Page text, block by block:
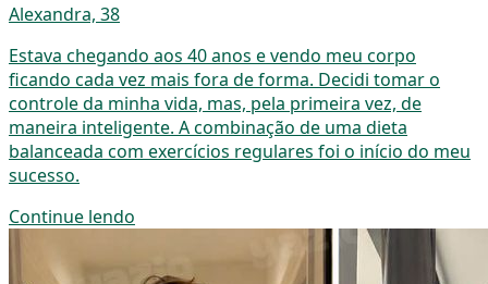
Alexandra, 38
Estava chegando aos 40 anos e vendo meu corpo
ficando cada vez mais fora de forma. Decidi tomar o
controle da minha vida, mas, pela primeira vez, de
maneira inteligente. A combinação de uma dieta
balanceada com exercícios regulares foi o início do meu
sucesso.
Continue lendo